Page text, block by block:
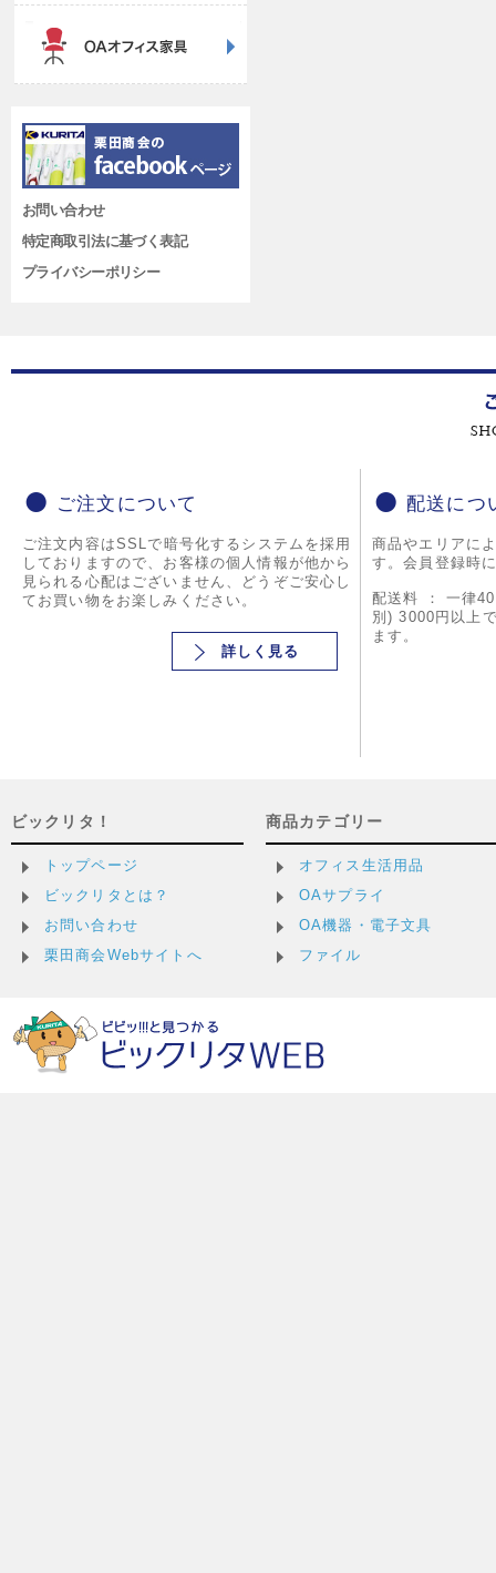
お問い合わせ
特定商取引法に基づく表記
プライバシーポリシー
ご注文について
ご注文内容はSSLで暗号化するシステムを採用
しておりますので、お客様の個人情報が他から
見られる心配はございません、どうぞご安心し
てお買い物をお楽しみください。
詳しく見る
配送につ
商品やエリアに
す。会員登録時
配送料 ： 一律
別) 3000円以上
ます。
ビックリタ！
トップページ
ビックリタとは？
お問い合わせ
栗田商会Webサイトへ
商品カテゴリー
オフィス生活用品
OAサプライ
OA機器・電子文具
ファイル